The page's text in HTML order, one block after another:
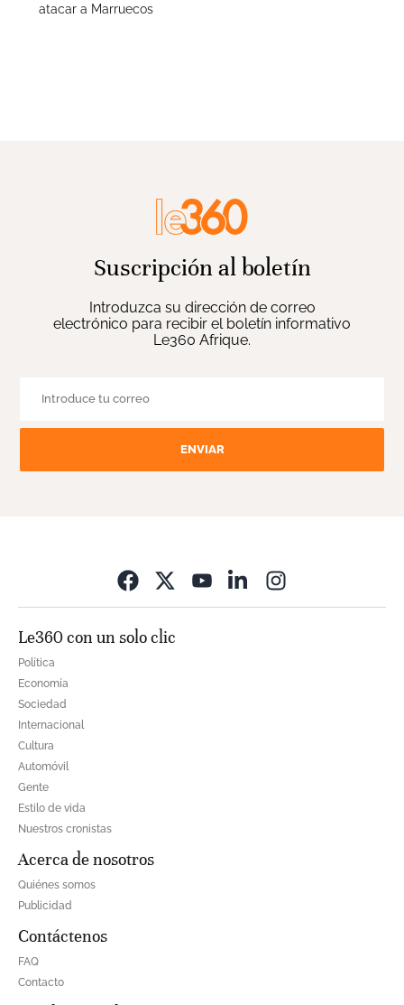
atacar a Marruecos
Suscripción al boletín
Introduzca su dirección de correo
electrónico para recibir el boletín informativo
Le360 Afrique.
ENVIAR
Le360 con un solo clic
Política
Economía
Sociedad
Internacional
Cultura
Automóvil
Gente
Estilo de vida
Nuestros cronistas
Acerca de nosotros
Quiénes somos
Publicidad
Contáctenos
FAQ
Contacto